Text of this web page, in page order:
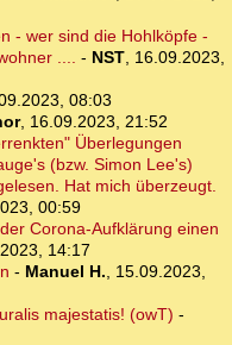
- wer sind die Hohlköpfe -
....
- NST 16.09.2023,
08:03
, 16.09.2023, 21:52
Überlegungen
(bzw. Simon Lee's)
Hat mich überzeugt.
00:59
Corona-Aufklärung einen
14:17
- Manuel H.
15.09.2023,
majestatis! (owT) -